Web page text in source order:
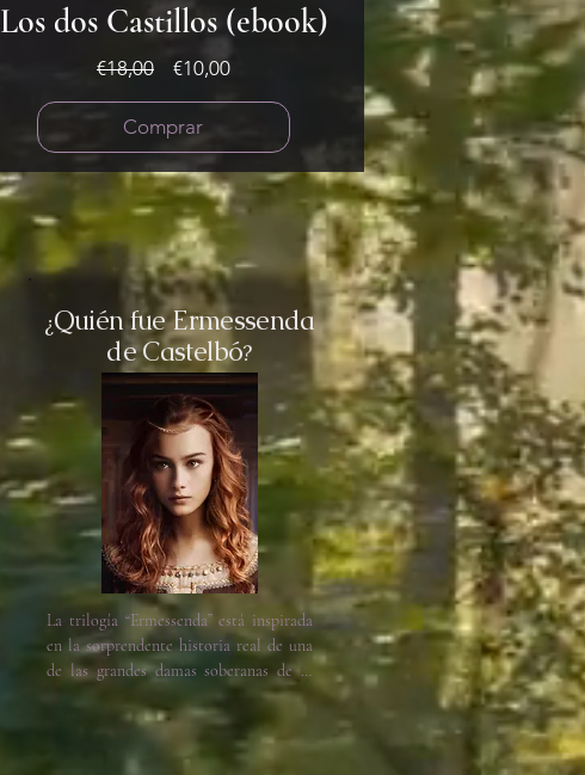
Los dos Castillos (ebook)
€18,00 Precio
€10,00Precio
Comprar
¿Quién fue Ermessenda
de Castelbó?
La trilogía “Ermessenda” está inspirada
en la sorprendente historia real de una
de las grandes damas soberanas de la
edad media: Ermessenda de Castellbó.
Nacida en Cataluña en 1195,